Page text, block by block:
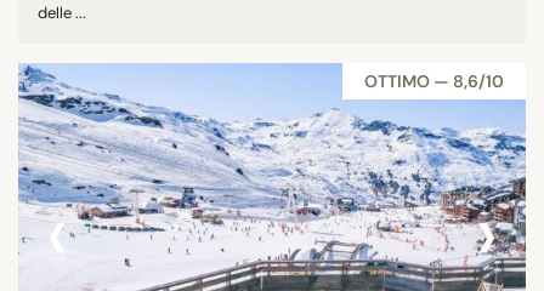
delle ...
OTTIMO — 8,6/10
‹ ›